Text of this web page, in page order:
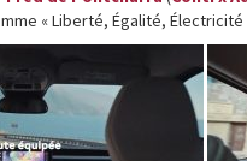
« Liberté, Égalité, Électricité